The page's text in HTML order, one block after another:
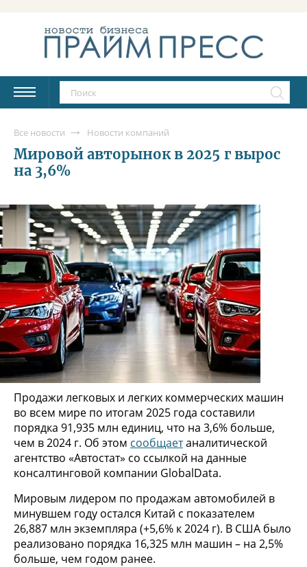
Все новости Новости компаний
Мировой авторынок в 2025 г вырос
на 3,6%
Продажи легковых и легких коммерческих машин
во всем мире по итогам 2025 года составили
порядка 91,935 млн единиц, что на 3,6% больше,
чем в 2024 г. Об этом сообщаетаналитической
агентство «Автостат» со ссылкой на данные
консалтинговой компании GlobalData.
Мировым лидером по продажам автомобилей в
минувшем году остался Китай с показателем
26,887 млн экземпляра (+5,6% к 2024 г). В США было
реализовано порядка 16,325 млн машин – на 2,5%
больше, чем годом ранее.